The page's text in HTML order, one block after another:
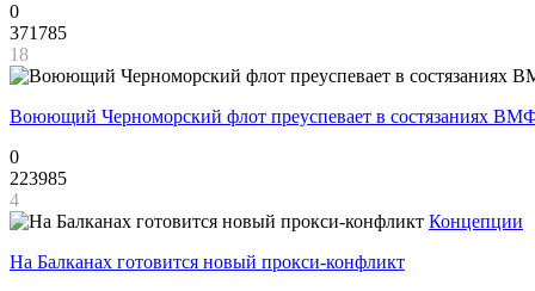
0
371785
18
Воюющий Черноморский флот преуспевает в состязаниях
0
223985
4
Концепции
На Балканах готовится новый прокси-конфликт